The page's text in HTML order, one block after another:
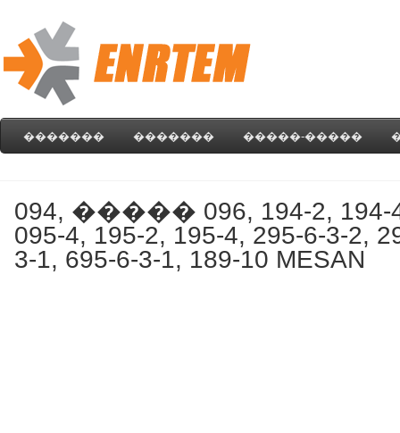
������� ������� �����-�����
094, ����� 096, 194-2, 194-
095-4, 195-2, 195-4, 295-6-3-2,
3-1, 695-6-3-1, 189-10 MESAN